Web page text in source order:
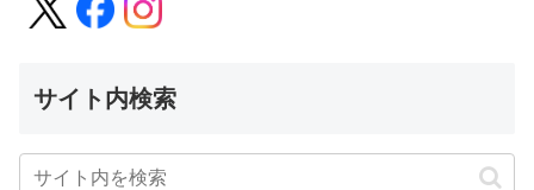
サイト内検索